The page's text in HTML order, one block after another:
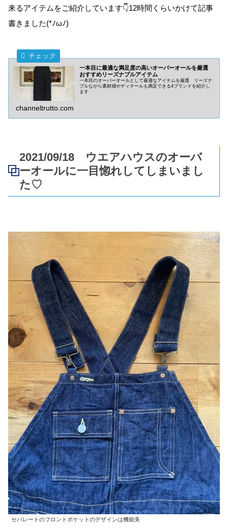
来るアイテムをご紹介しています👇12時間くらいかけて記事
書きました(*ﾉωﾉ)
一本目に最適な満足度の高いオーバーオールを厳選
おすすめリーズナブルアイテム
一本目のオーバーオールとして最適なアイテムを厳選 リーズナ
ブルながら素材感やディテールも満足できる4ブランドを紹介し
ます
channeltrutto.com
2021/09/18 ウエアハウスのオーバ
ーオールに一目惚れしてしまいまし
た♡
セパレートのフロントポケットのデザインは機能美